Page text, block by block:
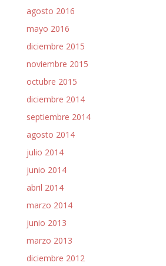
agosto 2016
mayo 2016
diciembre 2015
noviembre 2015
octubre 2015
diciembre 2014
septiembre 2014
agosto 2014
julio 2014
junio 2014
abril 2014
marzo 2014
junio 2013
marzo 2013
diciembre 2012